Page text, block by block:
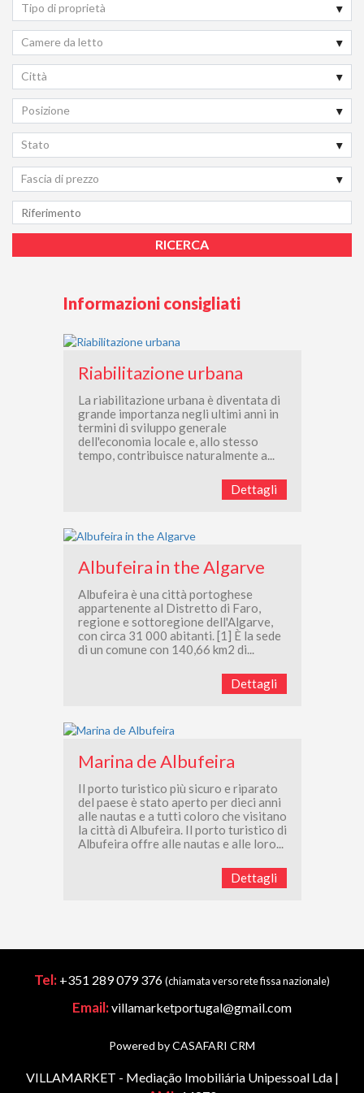
Tipo di proprietà
Camere da letto
Città
Posizione
Stato
Fascia di prezzo
Informazioni consigliati
Riabilitazione urbana
La riabilitazione urbana è diventata di
grande importanza negli ultimi anni in
termini di sviluppo generale
dell'economia locale e, allo stesso
tempo, contribuisce naturalmente a...
Dettagli
Albufeira in the Algarve
Albufeira è una città portoghese
appartenente al Distretto di Faro,
regione e sottoregione dell'Algarve,
con circa 31 000 abitanti. [1] È la sede
di un comune con 140,66 km2 di...
Dettagli
Marina de Albufeira
Il porto turistico più sicuro e riparato
del paese è stato aperto per dieci anni
alle nautas e a tutti coloro che visitano
la città di Albufeira. Il porto turistico di
Albufeira offre alle nautas e alle loro...
Dettagli
Tel: +351 289 079 376(chiamata verso rete fissa nazionale)
Email:villamarketportugal@gmail.com
Powered by CASAFARI CRM
VILLAMARKET - Mediação Imobiliária Unipessoal Lda |